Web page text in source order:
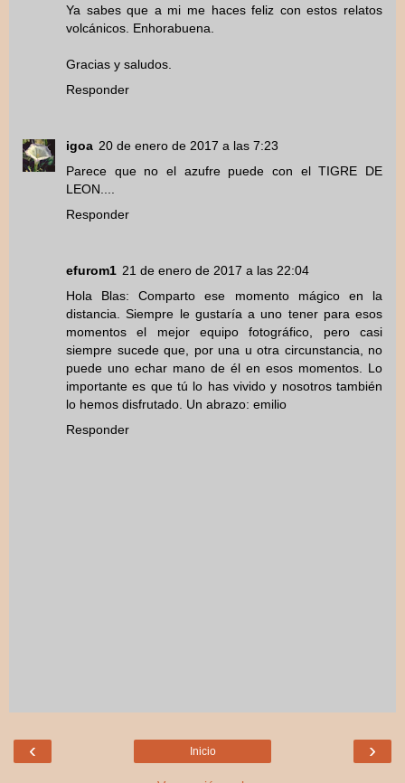
Ya sabes que a mi me haces feliz con estos relatos
volcánicos. Enhorabuena.
Gracias y saludos.
Responder
igoa 20 de enero de 2017 a las 7:23
Parece que no el azufre puede con el TIGRE DE
LEON....
Responder
efurom1 21 de enero de 2017 a las 22:04
Hola Blas: Comparto ese momento mágico en la
distancia. Siempre le gustaría a uno tener para esos
momentos el mejor equipo fotográfico, pero casi
siempre sucede que, por una u otra circunstancia, no
puede uno echar mano de él en esos momentos. Lo
importante es que tú lo has vivido y nosotros también
lo hemos disfrutado. Un abrazo: emilio
Responder
‹ ›
Inicio